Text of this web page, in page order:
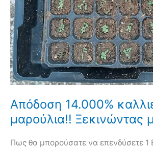
Απόδοση 14.000%
μαρούλια!! Ξεκινώντας
Πως θα μπορούσατε να επενδύσετε